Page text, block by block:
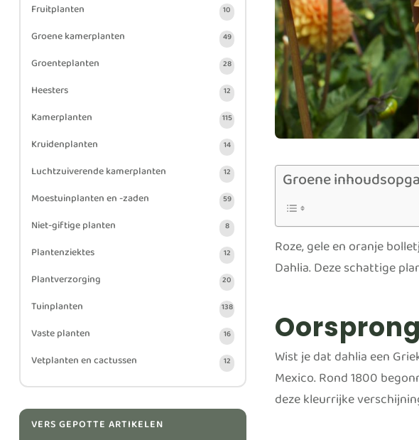
Groene
Roze, gele en oranje
Dahlia. Deze schattige
Oorsprong
Wist je dat dahlia een
Mexico. Rond 1800
deze kleurrijke
Fruitplanten 10
Groene kamerplanten 49
Groenteplanten 28
Heesters 12
Kamerplanten 115
Kruidenplanten 14
Luchtzuiverende kamerplanten 12
Moestuinplanten en -zaden 59
Niet-giftige planten 8
Plantenziektes 12
Plantverzorging 20
Tuinplanten 138
Vaste planten 16
Vetplanten en cactussen 12
VERS GEPOTTE ARTIKELEN